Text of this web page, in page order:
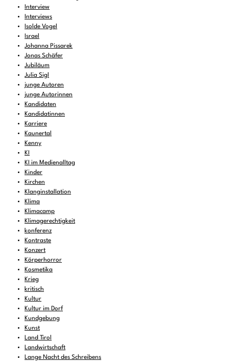
Interview
Interviews
Isolde Vogel
Israel
Johanna Pissarek
Jonas Schäfer
Jubiläum
Julia Sigl
junge Autoren
junge Autorinnen
Kandidaten
Kandidatinnen
Karriere
Kaunertal
Kenny
KI
KI im Medienalltag
Kinder
Kirchen
Klanginstallation
Klima
Klimacamp
Klimagerechtigkeit
konferenz
Kontraste
Konzert
Körperhorror
Kosmetika
Krieg
kritisch
Kultur
Kultur im Dorf
Kundgebung
Kunst
Land Tirol
Landwirtschaft
Lange Nacht des Schreibens